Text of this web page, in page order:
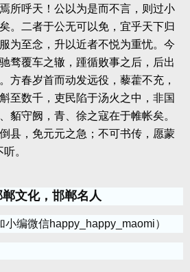
所呼天！公以为是而不言，则过小
。二者于公无可以免，宜乎天下归
为至念，升以近者不悦为重忧。今
骛覆车之辙，踵循败事之后，后出
方春岁首而动发远役，藜藿不充，
至数千，吏民陷于汤火之中，非国
貊守阙，青、徐之寇在于帷帐矣。
县，免元元之急；不可书传，愿蒙
。
郸文化，邯郸名人
小编微信happy_happy_maomi）